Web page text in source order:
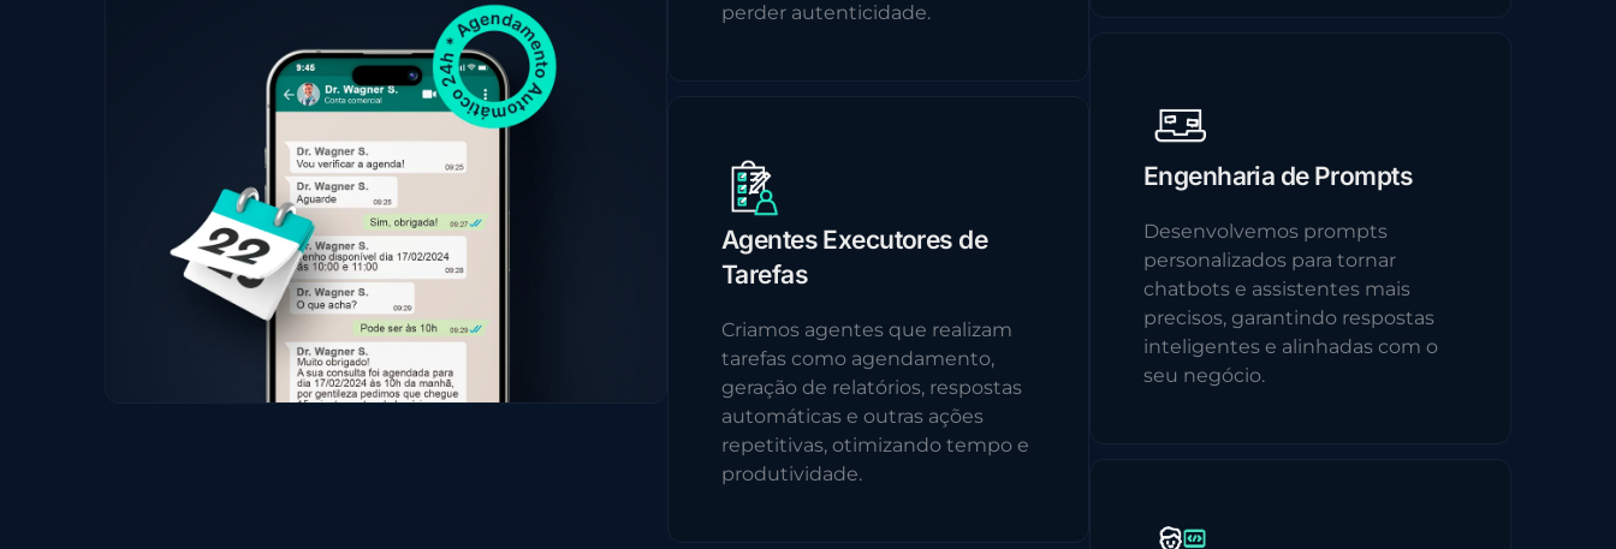
perder autenticidade.
Agentes Executores de
Tarefas
Criamos agentes que realizam
tarefas como agendamento,
geração de relatórios, respostas
automáticas e outras ações
repetitivas, otimizando tempo e
produtividade.
Engenharia de Prompts
Desenvolvemos prompts
personalizados para tornar
chatbots e assistentes mais
precisos, garantindo respostas
inteligentes e alinhadas com o
seu negócio.